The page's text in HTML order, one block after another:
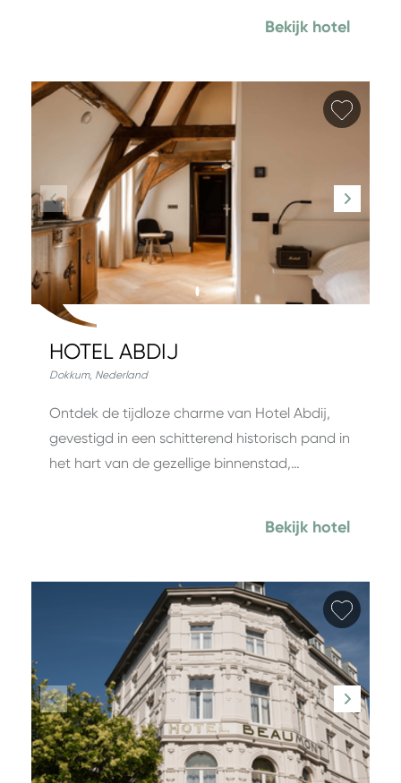
Bekijk hotel
HOTEL ABDIJ
Dokkum, Nederland
Ontdek de tijdloze charme van Hotel Abdij,
gevestigd in een schitterend historisch pand in
het hart van de gezellige binnenstad,…
Bekijk hotel